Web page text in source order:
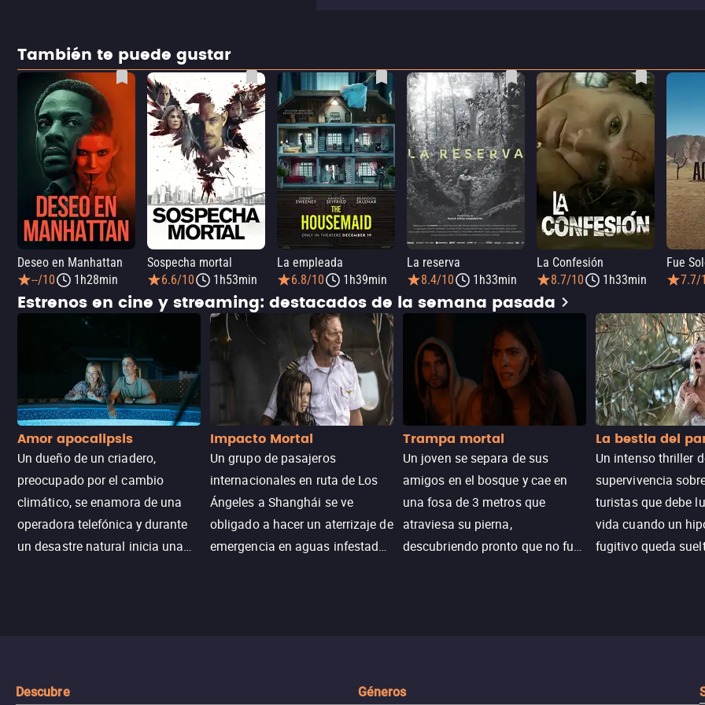
También te puede gustar
Deseo en Manhattan
--/10
1h28min
Sospecha mortal
6.6/10
1h53min
La empleada
6.8/10
1h39min
La reserva
8.4/10
1h33min
La Confesión
8.7/10
1h33min
Fue
7.7/
Estrenos en cine y streaming: destacados de la semana pasada
Amor apocalipsis
Un dueño de un criadero,
preocupado por el cambio
climático, se enamora de una
operadora telefónica y durante
un desastre natural inicia una
Impacto Mortal
Un grupo de pasajeros
internacionales en ruta de Los
Ángeles a Shanghái se ve
obligado a hacer un aterrizaje de
emergencia en aguas infestadas
Trampa mortal
Un joven se separa de sus
amigos en el bosque y cae en
una fosa de 3 metros que
atraviesa su pierna,
descubriendo pronto que no fue
La bestia del
Un intenso thriller
supervivencia
turistas que debe
vida cuando un
fugitivo queda
Descubre Géneros